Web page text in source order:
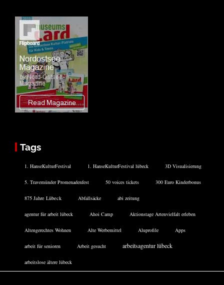
Tags
1. HanseKulturFestival 1. HanseKulturFestival lübeck 3D Visualisierung
5. Travemünder Promenadenfest 50 voices tickets 300 Euro Kinderbonus
875 Jahre Lübeck Abfallsäcke abi zeitung
agentur für arbeit lübeck Ahoi Camp Aktionstage Artenvielfalt erleben
Altengerechtes Wohnen Alte Werbemittel Aluprofile Apps
arbeit für senioren Arbeit gesucht arbeitsagentur lübeck
arbeitslose ältere lübeck